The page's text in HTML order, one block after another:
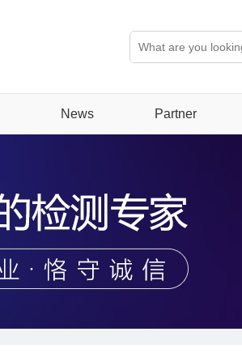
News
Industry news Partner